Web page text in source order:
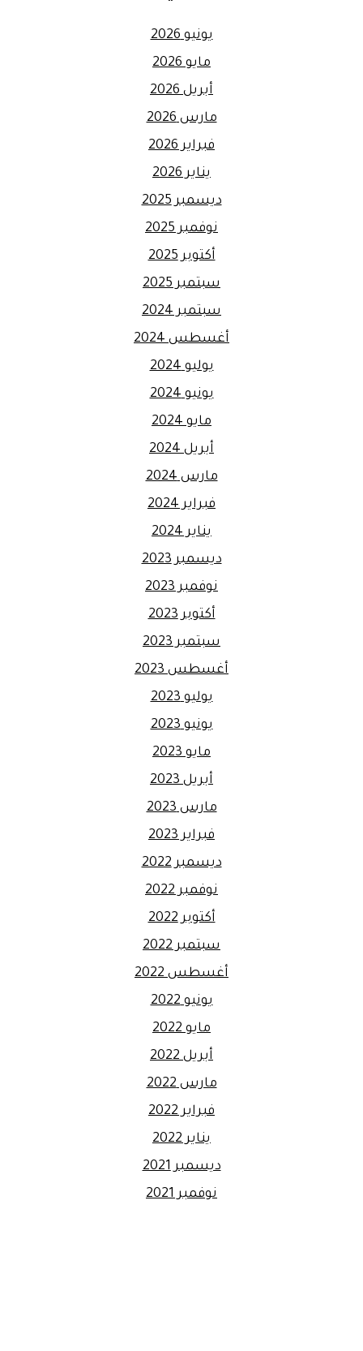
يونيو 2026
مايو 2026
أبريل 2026
مارس 2026
فبراير 2026
يناير 2026
ديسمبر 2025
نوفمبر 2025
أكتوبر 2025
سبتمبر 2025
سبتمبر 2024
أغسطس 2024
يوليو 2024
يونيو 2024
مايو 2024
أبريل 2024
مارس 2024
فبراير 2024
يناير 2024
ديسمبر 2023
نوفمبر 2023
أكتوبر 2023
سبتمبر 2023
أغسطس 2023
يوليو 2023
يونيو 2023
مايو 2023
أبريل 2023
مارس 2023
فبراير 2023
ديسمبر 2022
نوفمبر 2022
أكتوبر 2022
سبتمبر 2022
أغسطس 2022
يونيو 2022
مايو 2022
أبريل 2022
مارس 2022
فبراير 2022
يناير 2022
ديسمبر 2021
نوفمبر 2021